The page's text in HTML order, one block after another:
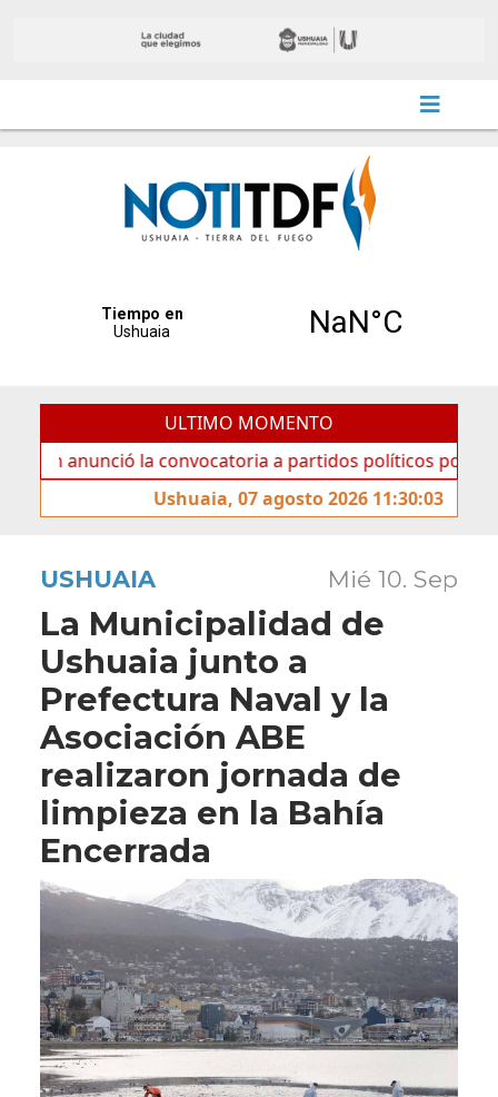
ULTIMO MOMENTO
la convocatoria a partidos políticos por «ficha
Ushuaia, 07 agosto 2026 11:30:03
USHUAIA Mié 10. Sep
La Municipalidad de
Ushuaia junto a
Prefectura Naval y la
Asociación ABE
realizaron jornada de
limpieza en la Bahía
Encerrada